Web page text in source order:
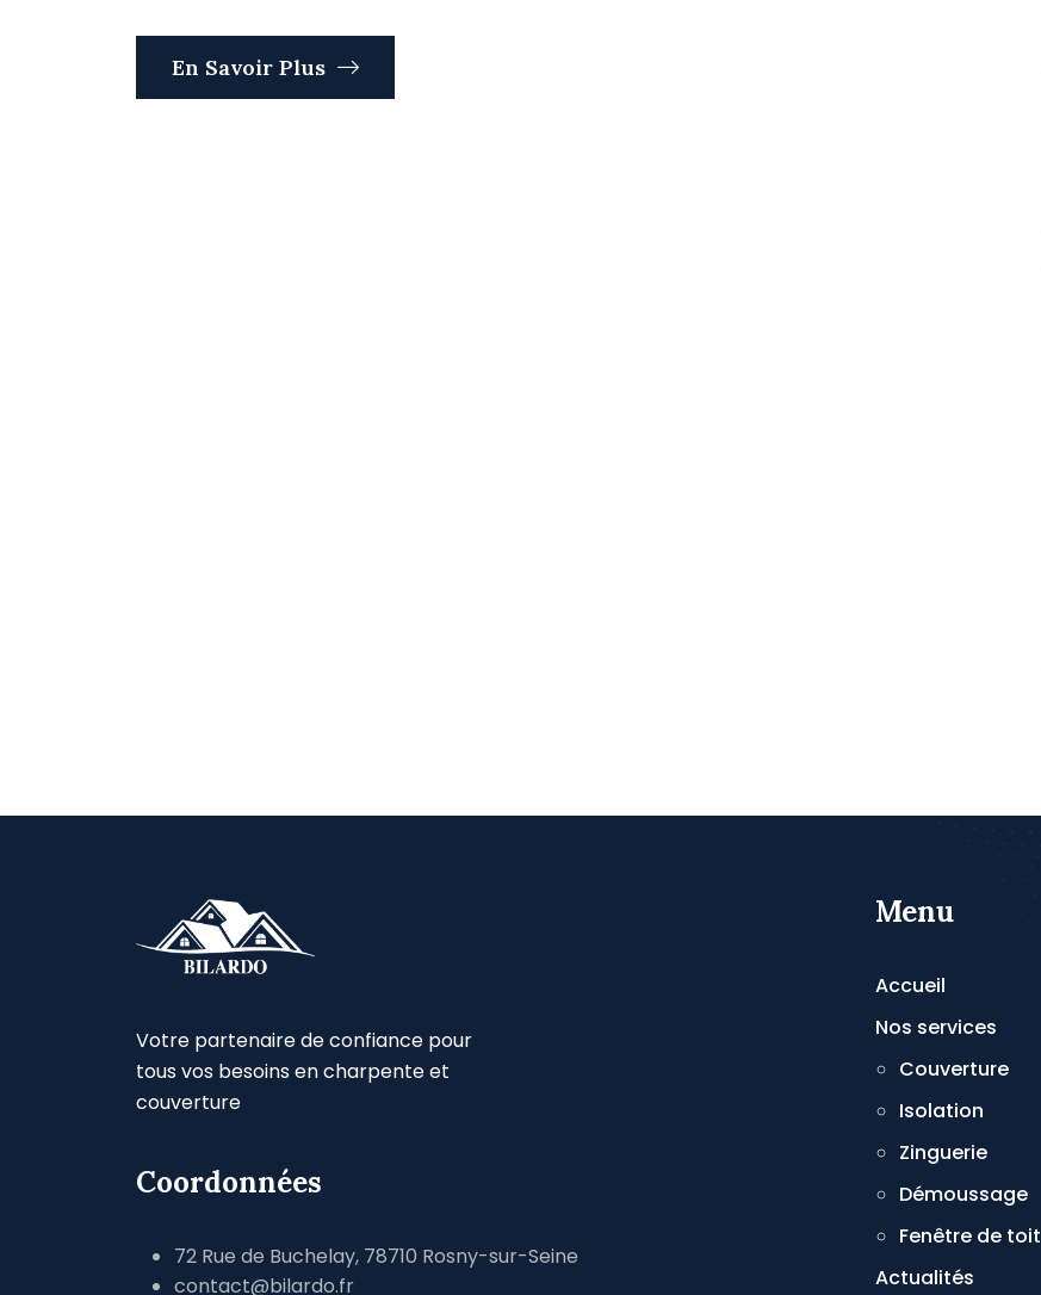
En Savoir Plus
Votre partenaire de confiance pour
tous vos besoins en charpente et
couverture
Coordonnées
72 Rue de Buchelay, 78710 Rosny-sur-Seine
contact@bilardo.fr
Menu
Accueil
Nos services
Couverture
Isolation
Zinguerie
Démoussage
Fenêtre de toit
Actualités